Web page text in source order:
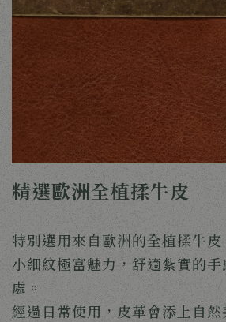
精選歐洲全植揉牛皮
特別選用來自歐洲的全植揉牛
小細紋極富魅力，舒適紮實的
處。
經過日常使用，皮革會添上自然